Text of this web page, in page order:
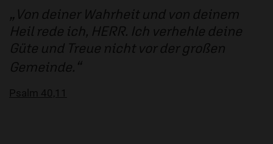
Von deiner Wahrheit und von deinem
Heil rede ich, HERR. Ich verhehle deine
Güte und Treue nicht vor der großen
Gemeinde.
Psalm 40,11